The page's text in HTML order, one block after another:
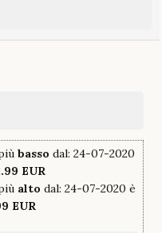
basso dal: 24-07-2020
EUR
alto dal: 24-07-2020 è
EUR